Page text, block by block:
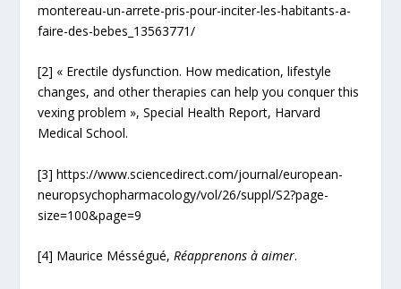
montereau-un-arrete-pris-pour-inciter-les-habitants-a-
faire-des-bebes_13563771/
[2] « Erectile dysfunction. How medication, lifestyle
changes, and other therapies can help you conquer this
vexing problem », Special Health Report, Harvard
Medical School.
[3] https://www.sciencedirect.com/journal/european-
neuropsychopharmacology/vol/26/suppl/S2?page-
size=100&page=9
[4] Maurice Mésségué,Réapprenons à aimer.